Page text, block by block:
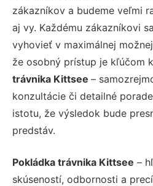
zákazníkov a budeme veľmi
aj vy. Každému zákazníkovi
vyhovieť v maximálnej
že osobný prístup je kľúčom
trávnika Kittsee –
konzultácie či detailné
istotu, že výsledok bude
predstáv.
Pokládka trávnika Kittsee –
skúseností, odbornosti a